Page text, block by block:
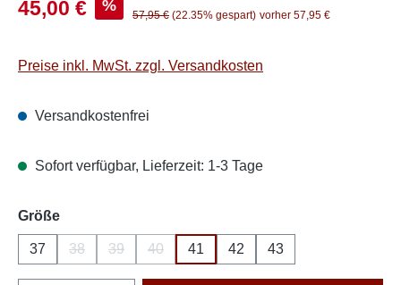
45,00 € % Regulärer Preis:
57,95 € (22.35% gespart) vorher 57,95 €
Preise inkl. MwSt. zzgl. Versandkosten
Versandkostenfrei
Sofort verfügbar, Lieferzeit: 1-3 Tage
Größeauswählen
37 38
(Diese Option ist zurzeit nicht verfügbar.)
39
(Diese Option ist zurzeit nicht verfügbar.)
40
(Diese Option ist zurzeit nicht verfügbar.)
41 42 43